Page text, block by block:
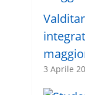
3 Aprile